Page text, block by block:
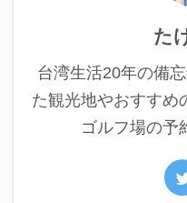
た
台湾生活20年の備
た観光地やおすすめ
ゴルフ場の予